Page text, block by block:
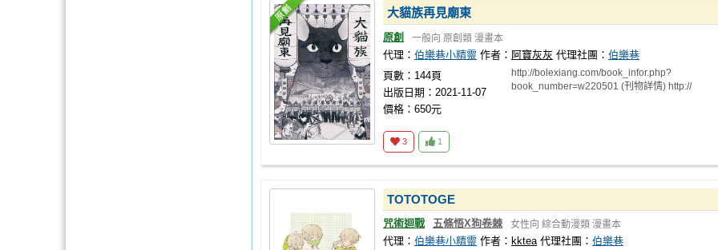
大貓族再見廟東
原創 一般向 原創類 漫畫本
代理： 伯樂巷小精靈 作者： 阿寶灰灰 代理社團： 伯樂巷
頁數：144頁
出版日期：2021-11-07
價格：650元
http://bolexiang.com/book_infor.php?
book_number=w220501 (刊物詳情) http://
3 1
TOTOTOGE
咒術迴戰 五條悟X狗卷棘 女性向 綜合動漫類 漫畫本
代理： 伯樂巷小精靈 作者： kktea 代理社團： 伯樂巷